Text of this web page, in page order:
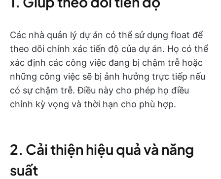
Các nhà quản lý dự án có thể sử dụng float để
theo dõi chính xác tiến độ của dự án. Họ có thể
xác định các công việc đang bị chậm trễ hoặc
những công việc sẽ bị ảnh hưởng trực tiếp nếu
có sự chậm trễ. Điều này cho phép họ điều
chỉnh kỳ vọng và thời hạn cho phù hợp.
2. Cải thiện hiệu quả và năng
suất